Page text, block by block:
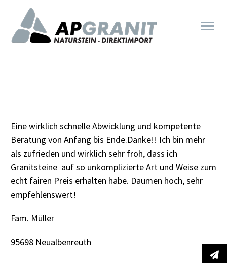
Eine wirklich schnelle Abwicklung und kompetente
Beratung von Anfang bis Ende.Danke!! Ich bin mehr
als zufrieden und wirklich sehr froh, dass ich
Granitsteine auf so unkomplizierte Art und Weise zum
echt fairen Preis erhalten habe. Daumen hoch, sehr
empfehlenswert!
Fam. Müller
95698 Neualbenreuth